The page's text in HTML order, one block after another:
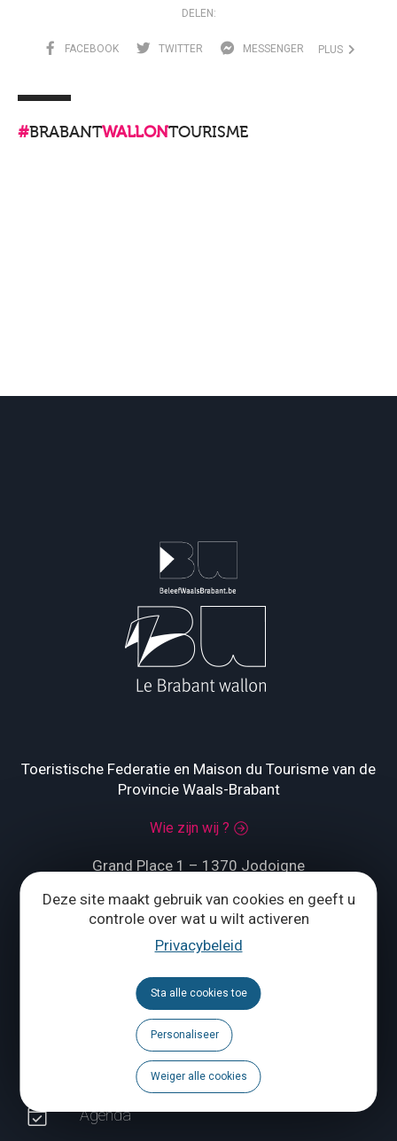
Deze site maakt gebruik van cookies en geeft u
controle over wat u wilt activeren
Privacybeleid
Sta alle cookies toe
Personaliseer
Weiger alle cookies
DELEN:
FACEBOOK TWITTER MESSENGER PLUS
#BRABANTWALLONTOURISME
Toeristische Federatie en Maison du Tourisme van de
Provincie Waals-Brabant
Wie zijn wij ?
Grand Place 1 – 1370 Jodoigne
Tél.+32 (0) 10 56 09 70
ONS CONTACTEREN
Volg ons
Brochures
Agenda